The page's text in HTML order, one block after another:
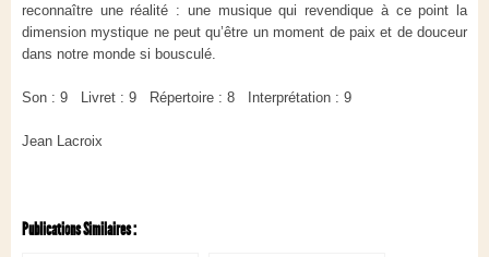
reconnaître une réalité : une musique qui revendique à ce point la
dimension mystique ne peut qu’être un moment de paix et de douceur
dans notre monde si bousculé.
Son : 9 Livret : 9 Répertoire : 8 Interprétation : 9
Jean Lacroix
Publications Similaires :